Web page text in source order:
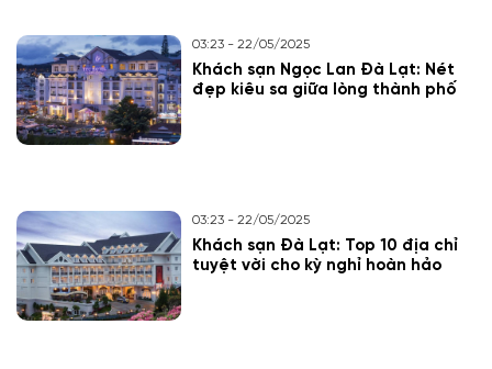
03:23 - 22/05/2025
Khách sạn Ngọc Lan Đà Lạt: Nét
đẹp kiêu sa giữa lòng thành phố
03:23 - 22/05/2025
Khách sạn Đà Lạt: Top 10 địa chỉ
tuyệt vời cho kỳ nghỉ hoàn hảo